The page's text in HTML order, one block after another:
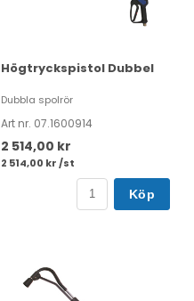
Högtryckspistol Dubbel
Dubbla spolrör
Art nr. 07.1600914
2 514,00 kr
2 514,00 kr /st
Köp